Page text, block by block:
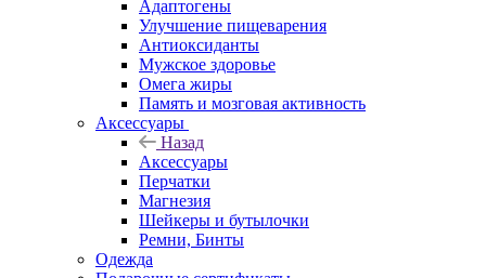
Адаптогены
Улучшение пищеварения
Антиоксиданты
Мужское здоровье
Омега жиры
Память и мозговая активность
Аксессуары
Назад
Аксессуары
Перчатки
Магнезия
Шейкеры и бутылочки
Ремни, Бинты
Одежда